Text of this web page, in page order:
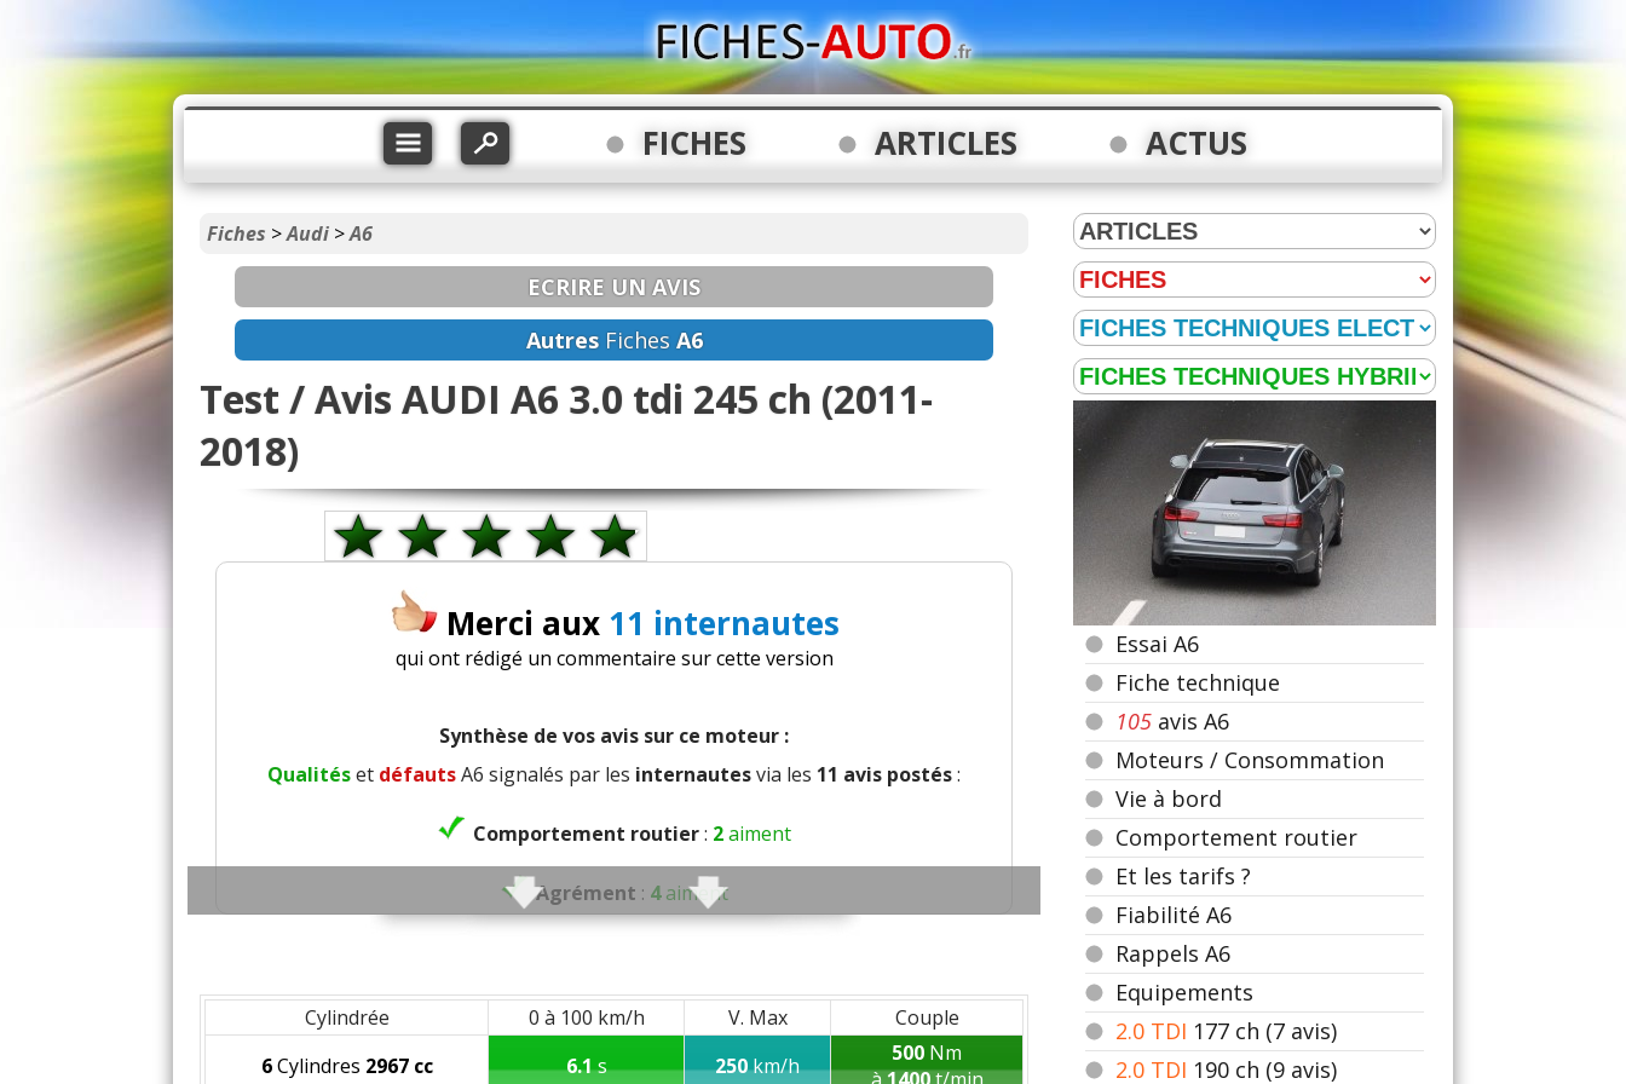
FICHES ARTICLES ACTUS
Fiches >Audi >A6
ECRIRE UN AVIS
AutresFiches A6
Test / Avis AUDI A6 3.0 tdi 245 ch (2011-
2018)
Merci aux 11 internautes
qui ont rédigé un commentaire sur cette version
Synthèse de vos avis sur ce moteur :
Qualitéset défautsA6 signalés par les internautesvia les 11 avis postés:
Comportement routier: 2aiment
Agrément : 4aiment
Insonorisation et bruit perçu :3 aiment
Finition / qualité des plastiques:2aiment
Cylindrée 0 à 100 km/h V. Max
Couple
6Cylindres 2967 cc 6.1s 250km/h 500 Nm
Essai A6
Fiche technique
105 avis A6
Moteurs / Consommation
Vie à bord
Comportement routier
Et les tarifs ?
Fiabilité A6
Rappels A6
Equipements
2.0 TDI 177 ch (7 avis)
2.0 TDI 190 ch (9 avis)